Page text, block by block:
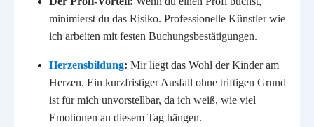
minimierst du das Risiko. Professionelle Künstler wie
ich arbeiten mit festen Buchungsbestätigungen.
Herzensbildung: Mir liegt das Wohl der Kinder am
Herzen. Ein kurzfristiger Ausfall ohne triftigen Grund
ist für mich unvorstellbar, da ich weiß, wie viel
Emotionen an diesem Tag hängen.